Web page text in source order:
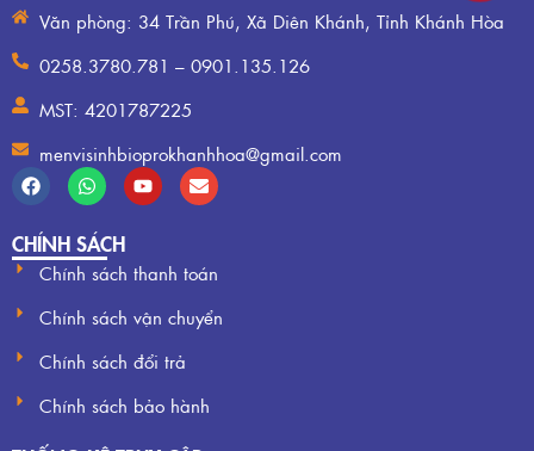
Văn phòng: 34 Trần Phú, Xã Diên Khánh, Tỉnh Khánh Hòa
0258.3780.781 – 0901.135.126
MST: 4201787225
menvisinhbioprokhanhhoa@gmail.com
CHÍNH SÁCH
Chính sách thanh toán
Chính sách vận chuyển
Chính sách đổi trả
Chính sách bảo hành